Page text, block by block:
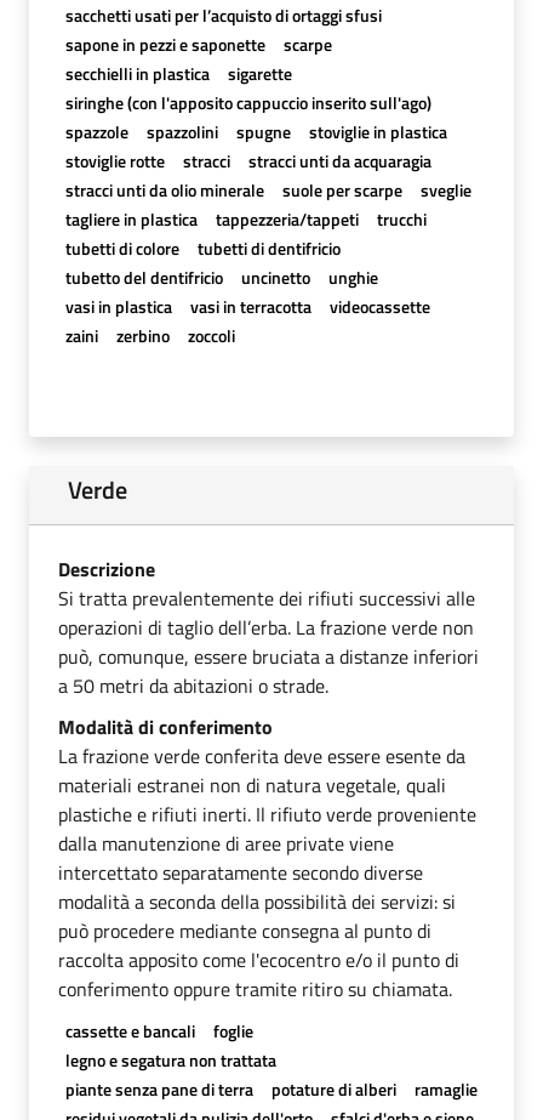
sacchetti usati per l’acquisto di ortaggi sfusi
sapone in pezzi e saponette
scarpe
secchielli in plastica
sigarette
siringhe (con l'apposito cappuccio inserito sull'ago)
spazzole
spazzolini spugne
stoviglie in plastica
stoviglie rotte
stracci
stracci unti da acquaragia
stracci unti da olio minerale
suole per scarpe
sveglie
tagliere in plastica
tappezzeria/tappeti
trucchi
tubetti di colore
tubetti di dentifricio
tubetto del dentifricio
uncinetto
unghie
vasi in plastica
vasi in terracotta
videocassette
zaini
zerbino zoccoli
Verde
Descrizione
Si tratta prevalentemente dei rifiuti successivi alle
operazioni di taglio dell’erba. La frazione verde non
può, comunque, essere bruciata a distanze inferiori
a 50 metri da abitazioni o strade.
Modalità di conferimento
La frazione verde conferita deve essere esente da
materiali estranei non di natura vegetale, quali
plastiche e rifiuti inerti. Il rifiuto verde proveniente
dalla manutenzione di aree private viene
intercettato separatamente secondo diverse
modalità a seconda della possibilità dei servizi: si
può procedere mediante consegna al punto di
raccolta apposito come l'ecocentro e/o il punto di
conferimento oppure tramite ritiro su chiamata.
cassette e bancali
foglie
legno e segatura non trattata
piante senza pane di terra
potature di alberi
ramaglie